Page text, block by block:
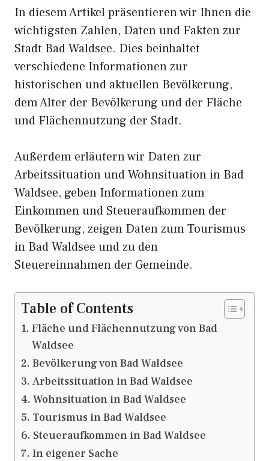
In diesem Artikel präsentieren wir Ihnen die
wichtigsten Zahlen, Daten und Fakten zur
Stadt Bad Waldsee. Dies beinhaltet
verschiedene Informationen zur
historischen und aktuellen Bevölkerung,
dem Alter der Bevölkerung und der Fläche
und Flächennutzung der Stadt.
Außerdem erläutern wir Daten zur
Arbeitssituation und Wohnsituation in Bad
Waldsee, geben Informationen zum
Einkommen und Steueraufkommen der
Bevölkerung, zeigen Daten zum Tourismus
in Bad Waldsee und zu den
Steuereinnahmen der Gemeinde.
Table of Contents
Fläche und Flächennutzung von Bad
Waldsee
Bevölkerung von Bad Waldsee
Arbeitssituation in Bad Waldsee
Wohnsituation in Bad Waldsee
Tourismus in Bad Waldsee
Steueraufkommen in Bad Waldsee
In eigener Sache